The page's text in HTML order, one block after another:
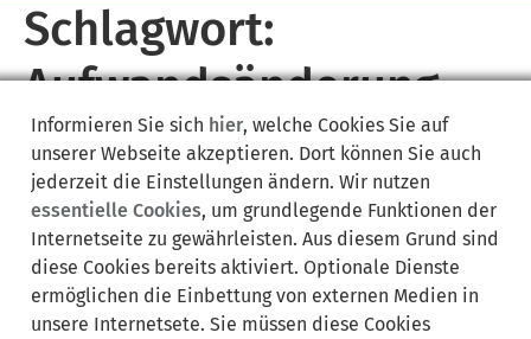
Schlagwort:
Aufwandsänderung
Informieren Sie sich hier, welche Cookies Sie auf
unserer Webseite akzeptieren. Dort können Sie auch
jederzeit die Einstellungen ändern. Wir nutzen
essentielle Cookies, um grundlegende Funktionen der
Internetseite zu gewährleisten. Aus diesem Grund sind
diese Cookies bereits aktiviert. Optionale Dienste
ermöglichen die Einbettung von externen Medien in
unsere Internetsete. Sie müssen diese Cookies